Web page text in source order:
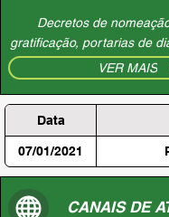
Decretos de
gratificação, portarias de
VER MAIS
Data
07/01/2021
CANAIS DE